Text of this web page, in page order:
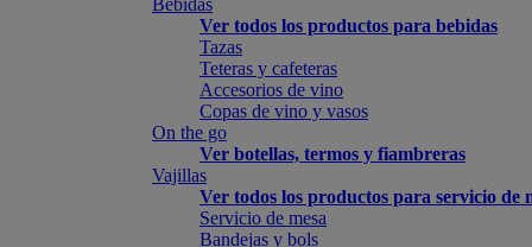
Bebidas
Ver todos los productos para bebidas
Tazas
Teteras y cafeteras
Accesorios de vino
Copas de vino y vasos
On the go
Ver botellas, termos y fiambreras
Vajillas
Ver todos los productos para servicio de
Servicio de mesa
Bandejas y bols